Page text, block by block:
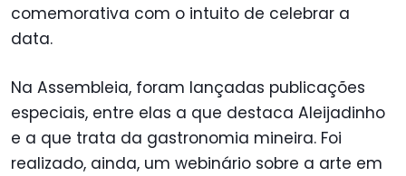
comemorativa com o intuito de celebrar a
data.
Na Assembleia, foram lançadas publicações
especiais, entre elas a que destaca Aleijadinho
e a que trata da gastronomia mineira. Foi
realizado, ainda, um webinário sobre a arte em